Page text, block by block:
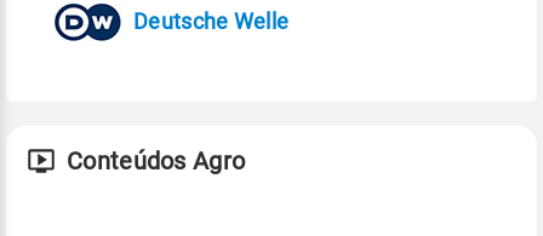
Deutsche Welle
Conteúdos Agro